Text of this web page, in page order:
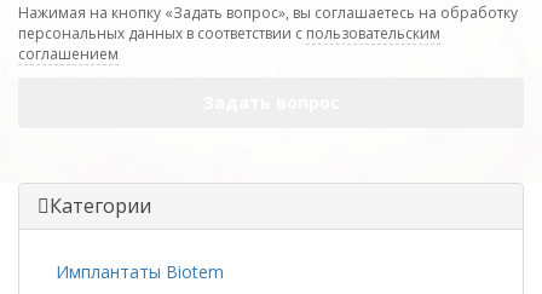
Нажимая на кнопку «Задать вопрос», вы соглашаетесь на обработку
персональных данных в соответствии с пользовательским
соглашением
Категории
Имплантаты Biotem